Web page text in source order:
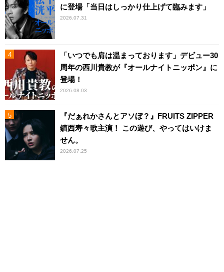
に登場「当日はしっかり仕上げて臨みます」
2026.07.31
「いつでも肩は温まっております」デビュー30
周年の西川貴教が『オールナイトニッポン』に
登場！
2026.08.03
『だぁれかさんとアソぼ？』FRUITS ZIPPER
鎮西寿々歌主演！ この遊び、やってはいけま
せん。
2026.07.25